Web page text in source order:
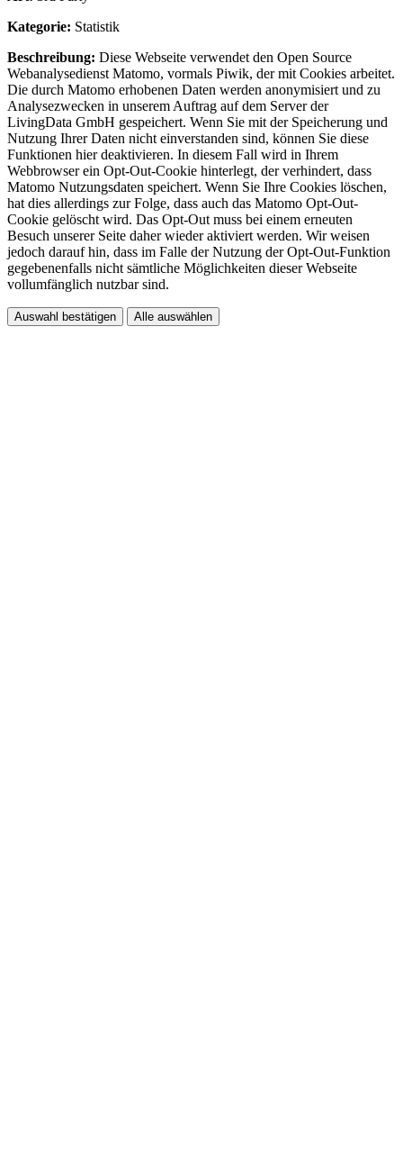
Kategorie: Statistik
Beschreibung: Diese Webseite verwendet den Open Source
Webanalysedienst Matomo, vormals Piwik, der mit Cookies arbeitet.
Die durch Matomo erhobenen Daten werden anonymisiert und zu
Analysezwecken in unserem Auftrag auf dem Server der
LivingData GmbH gespeichert. Wenn Sie mit der Speicherung und
Nutzung Ihrer Daten nicht einverstanden sind, können Sie diese
Funktionen hier deaktivieren. In diesem Fall wird in Ihrem
Webbrowser ein Opt-Out-Cookie hinterlegt, der verhindert, dass
Matomo Nutzungsdaten speichert. Wenn Sie Ihre Cookies löschen,
hat dies allerdings zur Folge, dass auch das Matomo Opt-Out-
Cookie gelöscht wird. Das Opt-Out muss bei einem erneuten
Besuch unserer Seite daher wieder aktiviert werden. Wir weisen
jedoch darauf hin, dass im Falle der Nutzung der Opt-Out-Funktion
gegebenenfalls nicht sämtliche Möglichkeiten dieser Webseite
vollumfänglich nutzbar sind.
Auswahl bestätigen Alle auswählen